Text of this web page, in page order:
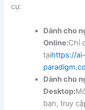
cụ:
Dành cho
Online:Chỉ
tạihttps://
Dành cho
Desktop:
bạn, truy